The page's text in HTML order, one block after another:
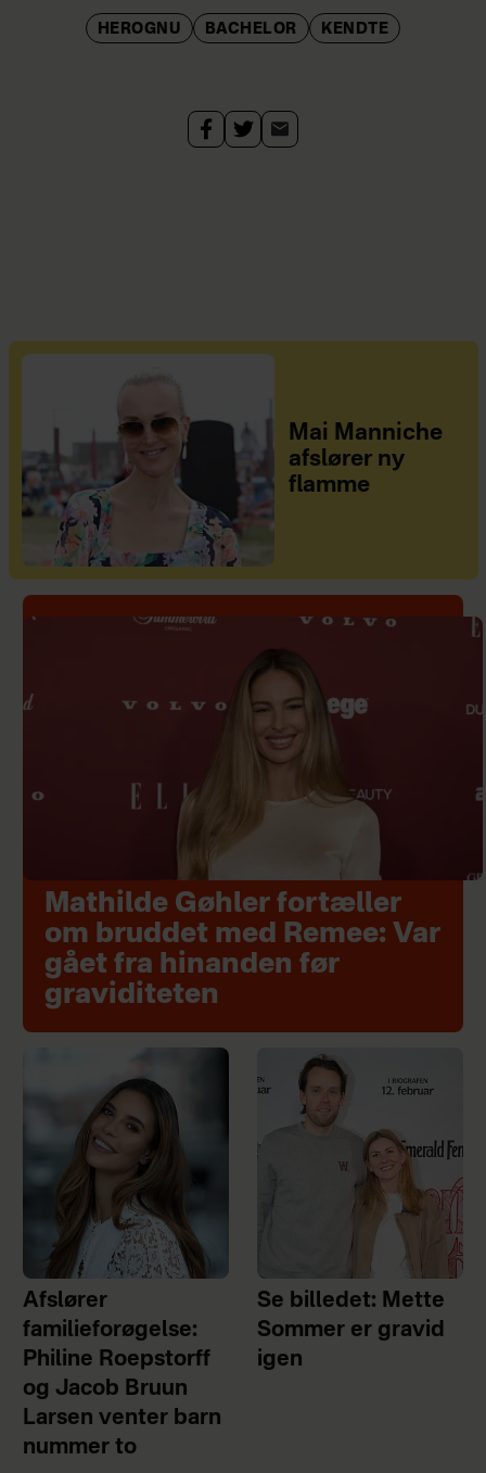
HEROGNU BACHELOR KENDTE
Mai Manniche
afslører ny
flamme
Mathilde Gøhler fortæller
om bruddet med Remee: Var
gået fra hinanden før
graviditeten
Afslører
familieforøgelse:
Philine Roepstorff
og Jacob Bruun
Larsen venter barn
nummer to
Se billedet: Mette
Sommer er gravid
igen